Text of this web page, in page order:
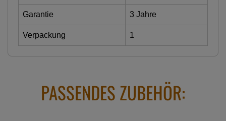
Garantie 3 Jahre
Verpackung 1
PASSENDES ZUBEHÖR: